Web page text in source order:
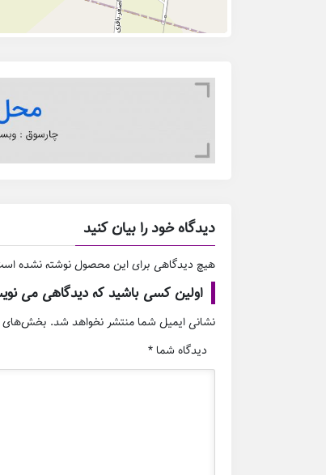
دیدگاه خود را بیان کنید
هیچ دیدگاهی برای این محصول نوشته نشده
اولین کسی باشید که دیدگاهی می
نشانی ایمیل شما منتشر نخواهد شد. بخش‌های
دیدگاه شما*